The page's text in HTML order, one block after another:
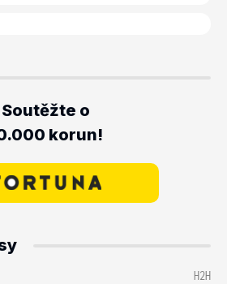
Soutěžte o
korun!
H2H